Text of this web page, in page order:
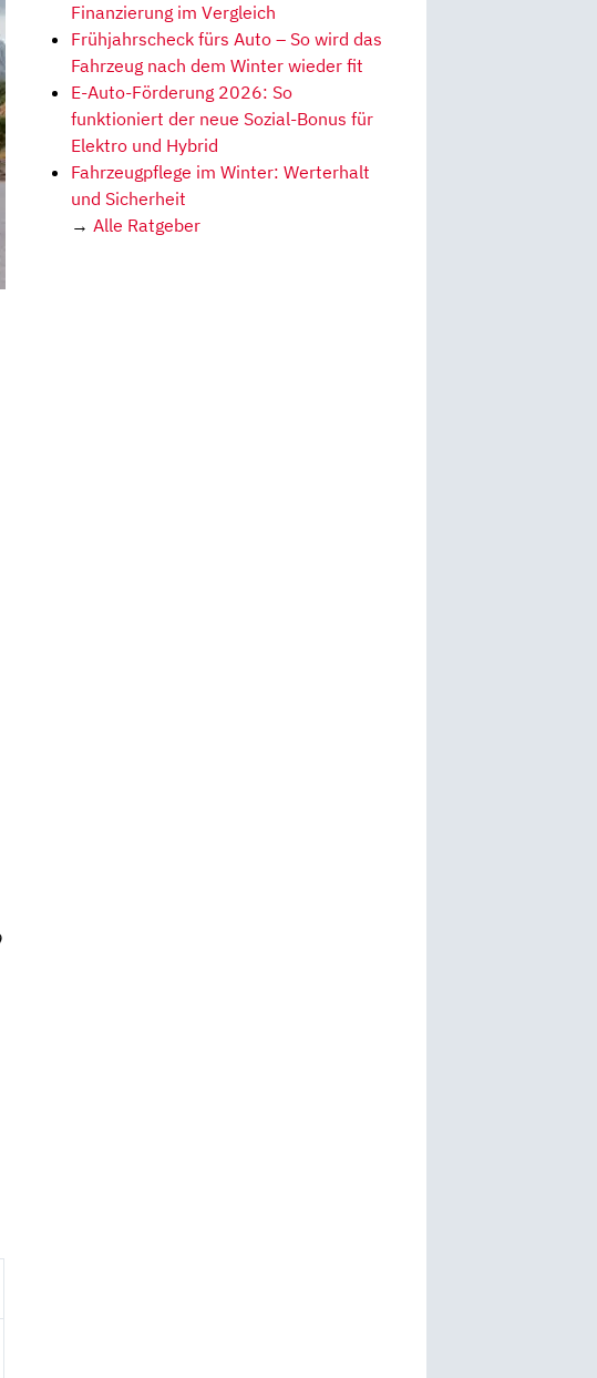
Finanzierung im Vergleich
Frühjahrscheck fürs Auto – So wird das
Fahrzeug nach dem Winter wieder fit
E-Auto-Förderung 2026: So
funktioniert der neue Sozial-Bonus für
Elektro und Hybrid
Fahrzeugpflege im Winter: Werterhalt
und Sicherheit
→ Alle Ratgeber